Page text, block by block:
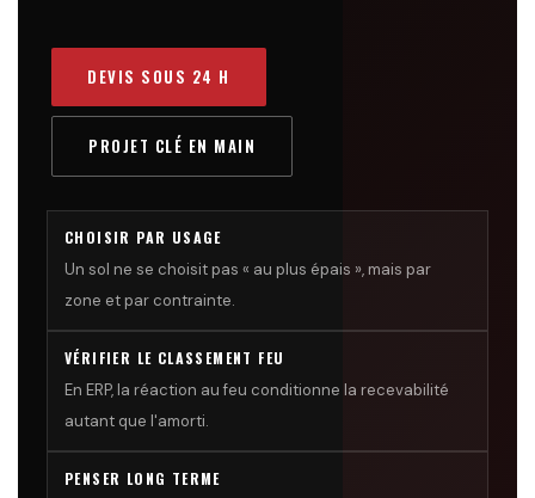
DEVIS SOUS 24 H
PROJET CLÉ EN MAIN
CHOISIR PAR USAGE
Un sol ne se choisit pas « au plus épais », mais par
zone et par contrainte.
VÉRIFIER LE CLASSEMENT FEU
En ERP, la réaction au feu conditionne la recevabilité
autant que l'amorti.
PENSER LONG TERME